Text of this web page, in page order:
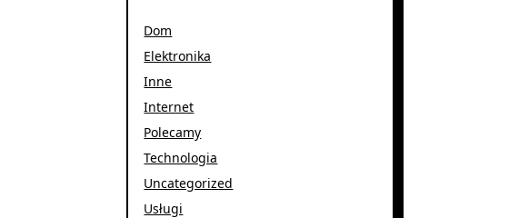
Dom
Elektronika
Inne
Internet
Polecamy
Technologia
Uncategorized
Usługi